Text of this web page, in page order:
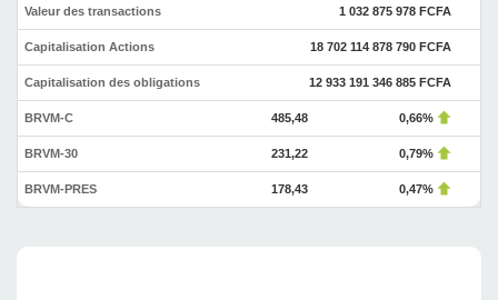
Valeur des transactions 1 032 875 978 FCFA
Capitalisation Actions 18 702 114 878 790 FCFA
Capitalisation des obligations 12 933 191 346 885 FCFA
BRVM-C 485,48 0,66%
BRVM-30 231,22 0,79%
BRVM-PRES 178,43 0,47%